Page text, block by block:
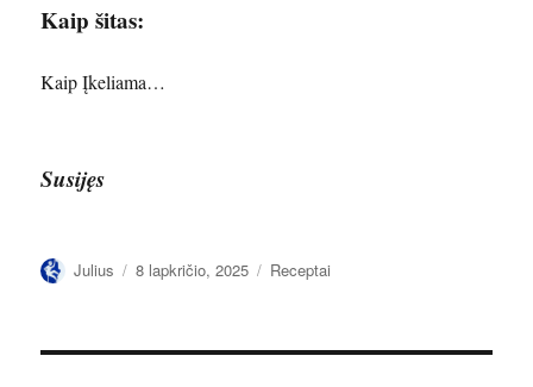
Kaip šitas:
Kaip Įkeliama…
Susijęs
Autorius
Julius Paskelbta
8 lapkričio, 2025 Kategorijos
Receptai